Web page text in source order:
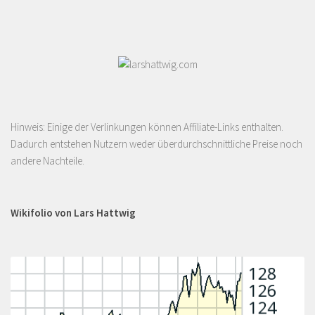
Hinweis: Einige der Verlinkungen können Affiliate-Links enthalten.
Dadurch entstehen Nutzern weder überdurchschnittliche Preise noch
andere Nachteile.
Wikifolio von Lars Hattwig